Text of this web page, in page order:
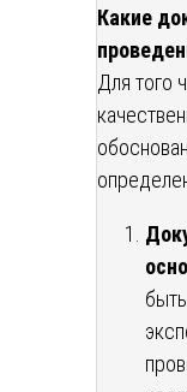
Какие
Для того